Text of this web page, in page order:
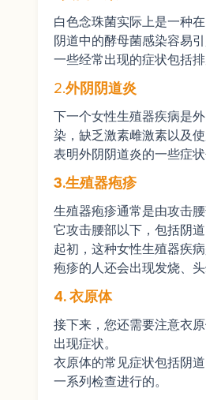
白色念珠菌实际上是一种
阴道中的酵母菌感染容易
一些经常出现的症状包括
2.外阴阴道炎
下一个女性生殖器疾病是
染，缺乏激素雌激素以及使
表明外阴阴道炎的一些症
3.生殖器疱疹
生殖器疱疹通常是由攻击
它攻击腰部以下，包括阴道
起初，这种女性生殖器疾
疱疹的人还会出现发烧、
4. 衣原体
接下来，您还需要注意衣
出现症状。
衣原体的常见症状包括阴
一系列检查进行的。